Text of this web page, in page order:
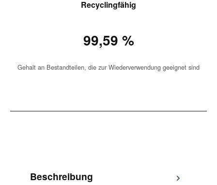
Recyclingfähig
99,59 %
Gehalt an Bestandteilen, die zur Wiederverwendung geeignet sind
Beschreibung